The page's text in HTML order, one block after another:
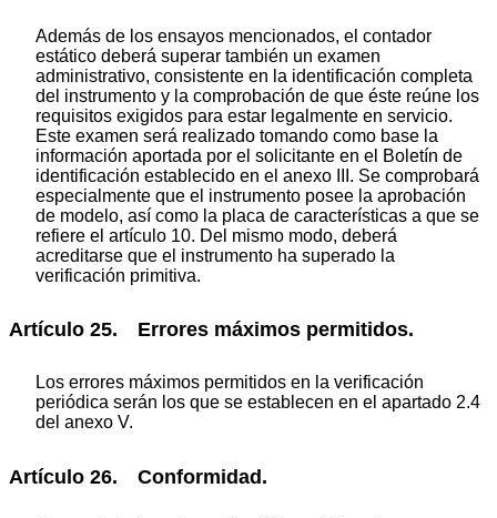
Además de los ensayos mencionados, el contador
estático deberá superar también un examen
administrativo, consistente en la identificación completa
del instrumento y la comprobación de que éste reúne los
requisitos exigidos para estar legalmente en servicio.
Este examen será realizado tomando como base la
información aportada por el solicitante en el Boletín de
identificación establecido en el anexo III. Se comprobará
especialmente que el instrumento posee la aprobación
de modelo, así como la placa de características a que se
refiere el artículo 10. Del mismo modo, deberá
acreditarse que el instrumento ha superado la
verificación primitiva.
Artículo 25. Errores máximos permitidos.
Los errores máximos permitidos en la verificación
periódica serán los que se establecen en el apartado 2.4
del anexo V.
Artículo 26. Conformidad.